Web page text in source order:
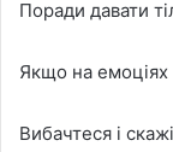
Поради давати
Якщо на емоціях
Вибачтеся і